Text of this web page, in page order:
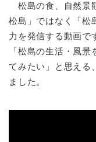
松島の食、自然景
松島」ではなく「松
力を発信する動画で
「松島の生活・風
てみたい」と思える
ました。